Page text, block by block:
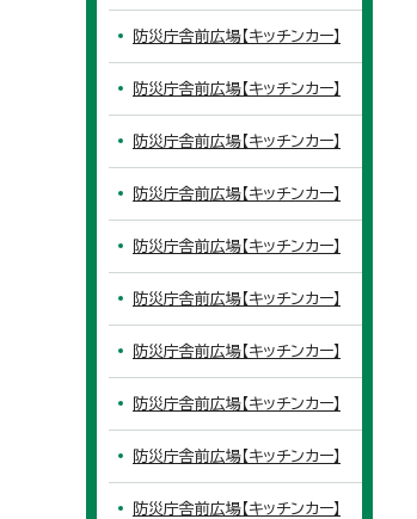
防災庁舎前広場【キッチンカー】
防災庁舎前広場【キッチンカー】
防災庁舎前広場【キッチンカー】
防災庁舎前広場【キッチンカー】
防災庁舎前広場【キッチンカー】
防災庁舎前広場【キッチンカー】
防災庁舎前広場【キッチンカー】
防災庁舎前広場【キッチンカー】
防災庁舎前広場【キッチンカー】
防災庁舎前広場【キッチンカー】